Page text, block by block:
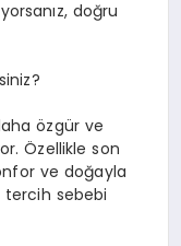
doğru
özgür ve
Özellikle son
ve doğayla
tercih sebebi